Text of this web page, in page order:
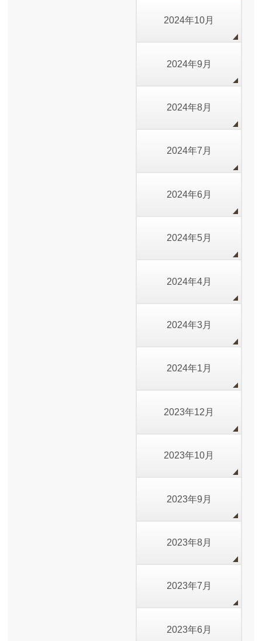
2024年10月
2024年9月
2024年8月
2024年7月
2024年6月
2024年5月
2024年4月
2024年3月
2024年1月
2023年12月
2023年10月
2023年9月
2023年8月
2023年7月
2023年6月